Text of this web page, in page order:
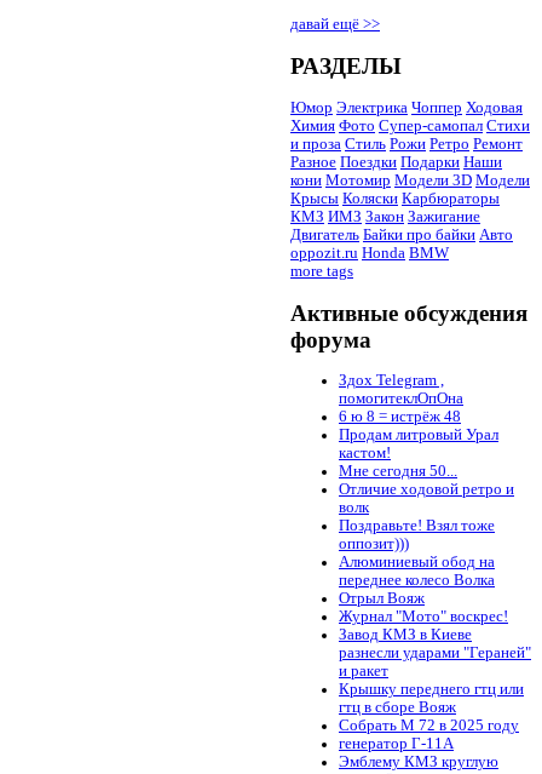
давай ещё >>
РАЗДЕЛЫ
Юмор Электрика Чоппер Ходовая
Химия Фото Супер-самопал Стихи
и проза Стиль Рожи Ретро Ремонт
Разное Поездки Подарки Наши
кони Мотомир Модели 3D Модели
Крысы Коляски Карбюраторы
КМЗ ИМЗ Закон Зажигание
Двигатель Байки про байки Авто
oppozit.ru Honda BMW
more tags
Активные обсуждения
форума
Здох Telegram ,
помогитеклОпОна
6 ю 8 = истрёж 48
Продам литровый Урал
кастом!
Мне сегодня 50...
Отличие ходовой ретро и
волк
Поздравьте! Взял тоже
оппозит)))
Алюминиевый обод на
переднее колесо Волка
Отрыл Вояж
Журнал "Мото" воскрес!
Завод КМЗ в Киеве
разнесли ударами "Гераней"
и ракет
Крышку переднего гтц или
гтц в сборе Вояж
Собрать М 72 в 2025 году
генератор Г-11А
Эмблему КМЗ круглую